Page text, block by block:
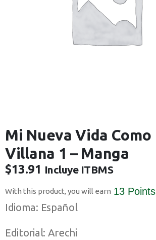
Mi Nueva Vida Como
Villana 1 – Manga
$13.91 Incluye ITBMS
With this product, you will earn 13 Points
Idioma: Español
Editorial: Arechi